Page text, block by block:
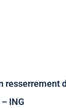
resserrement
ING